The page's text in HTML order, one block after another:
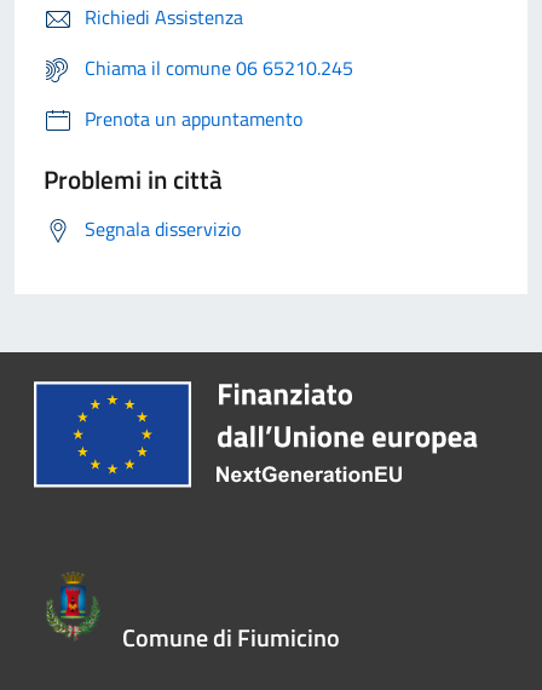
Richiedi Assistenza
Chiama il comune 06 65210.245
Prenota un appuntamento
Problemi in città
Segnala disservizio
Comune di Fiumicino